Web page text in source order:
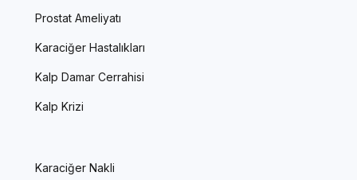
Prostat Ameliyatı
Karaciğer Hastalıkları
Kalp Damar Cerrahisi
Kalp Krizi
Karaciğer Nakli